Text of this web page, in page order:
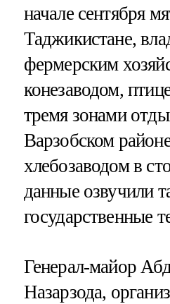
начале сентября
Таджикистане,
фермерским
конезаводом,
тремя зонами
Варзобском
хлебозаводом в
данные озвучили
государственные
Генерал-майор
Назарзода,